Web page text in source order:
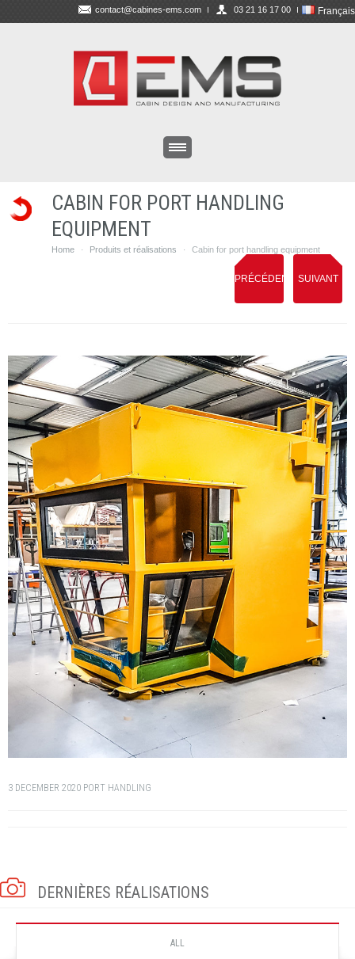
Français
contact@cabines-ems.com 03 21 16 17 00
CABIN FOR PORT HANDLING
EQUIPMENT
Home · Produits et réalisations · Cabin for port handling equipment
PRÉCÉDENT SUIVANT
3 DECEMBER 2020 PORT HANDLING
DERNIÈRES RÉALISATIONS
ALL